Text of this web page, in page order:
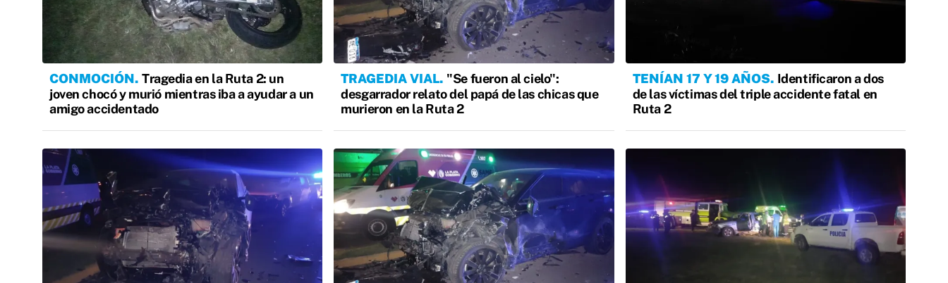
CONMOCIÓN Tragedia en la Ruta 2: un
joven chocó y murió mientras iba a ayudar a un
amigo accidentado
TRAGEDIA VIAL "Se fueron al cielo":
desgarrador relato del papá de las chicas que
murieron en la Ruta 2
TENÍAN 17 Y 19 AÑOS Identificaron a dos
de las víctimas del triple accidente fatal en
Ruta 2